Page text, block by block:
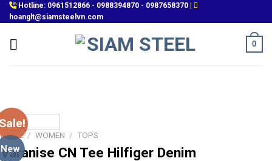
Skip
to
content
Hotline: 0961512866 - 0988394870 - 0987658370
hoanglt@siamsteelvn.com
0
New
HOME / WOMEN / TOPS
Varanise CN Tee Hilfiger Denim